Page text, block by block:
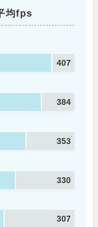
均fps
407
384
353
330
307